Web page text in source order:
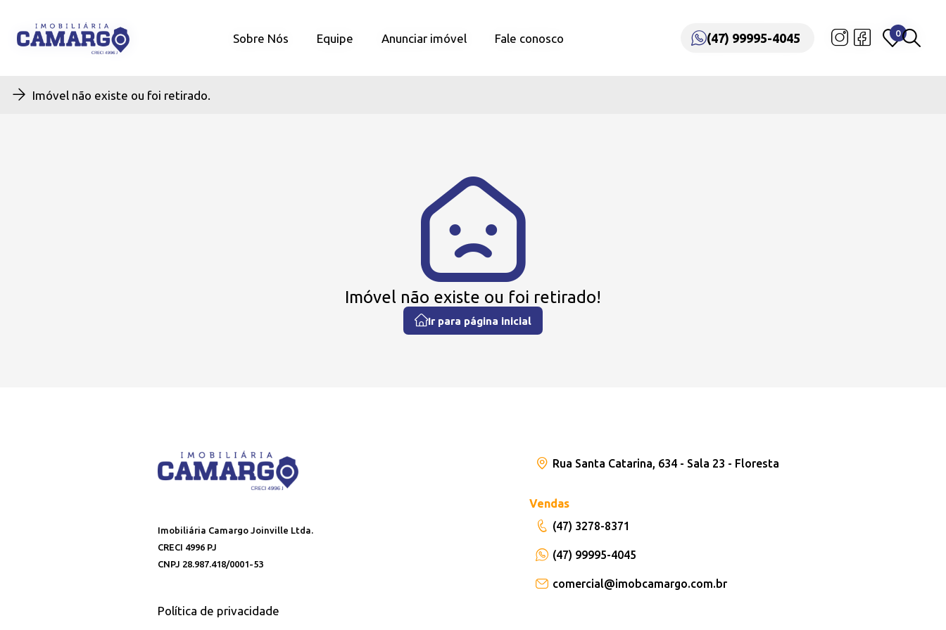
Sobre Nós Equipe Anunciar imóvel Fale conosco (47) 99995-4045 0
Sobre Nós Equipe Anunciar imóvel Fale conosco (47) 99995-4045 0
Imóvel não existe ou foi retirado.
Imóvel não existe ou foi retirado!
Ir para página inicial
Imobiliária Camargo Joinville Ltda.
CRECI 4996 PJ
CNPJ 28.987.418/0001-53
Política de privacidade
Rua Santa Catarina, 634 - Sala 23 - Floresta
Vendas
(47) 3278-8371
(47) 99995-4045
comercial@imobcamargo.com.br